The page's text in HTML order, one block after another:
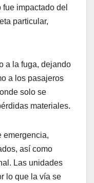
impactado del
particular,
a la fuga, dejando
a los pasajeros
solo se
materiales.
emergencia,
así como
Las unidades
lo que la vía se